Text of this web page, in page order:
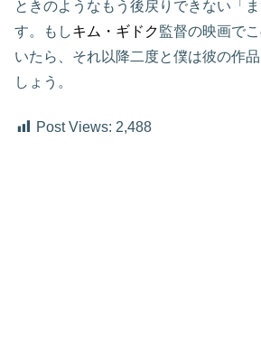
ときのようなもう後戻りできない「
す。もしキム・ギドク監督の映画で
いたら、それ以降二度と僕は彼の作
しょう。
Post Views: 2,488